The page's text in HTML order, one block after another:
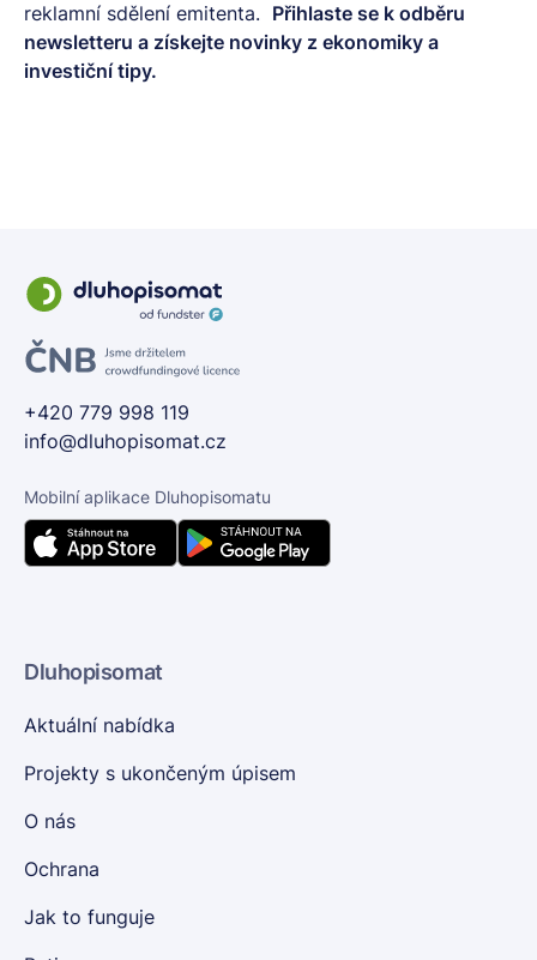
reklamní sdělení emitenta. Přihlaste se k odběru
newsletteru a získejte novinky z ekonomiky a
investiční tipy.
+420 779 998 119
info@dluhopisomat.cz
Mobilní aplikace Dluhopisomatu
Dluhopisomat
Aktuální nabídka
Projekty s ukončeným úpisem
O nás
Ochrana
Jak to funguje